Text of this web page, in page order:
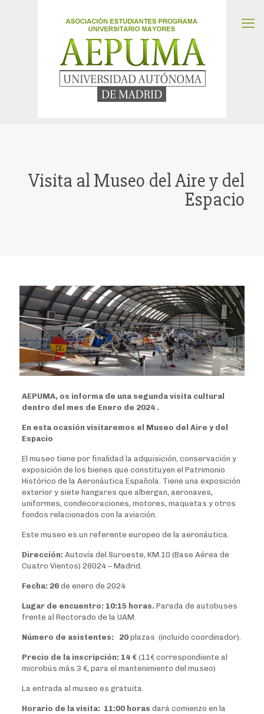
Visita al Museo del Aire y del
Espacio
AEPUMA, os informa de una segunda visita cultural
dentro del mes de Enero de 2024 .
En esta ocasión visitaremos el Museo del Aire y del
Espacio
El museo tiene por finalidad la adquisición, conservación y
exposición de los bienes que constituyen el Patrimonio
Histórico de la Aeronáutica Española. Tiene una exposición
exterior y siete hangares que albergan, aeronaves,
uniformes, condecoraciones, motores, maquetas y otros
fondos relacionados con la aviación.
Este museo es un referente europeo de la aeronáutica.
Dirección: Autovía del Suroeste, KM.10 (Base Aérea de
Cuatro Vientos) 28024 – Madrid.
Fecha: 26de enero de 2024
Lugar de encuentro: 10:15 horas.Parada de autobuses
frente al Rectorado de la UAM.
Número de asistentes: 20plazas (incluido coordinador).
Precio de la inscripción: 14 € (11€ correspondiente al
microbús más 3 €, para el mantenimiento del museo)
La entrada al museo es gratuita.
Horario de la visita: 11:00 horas dará comienzo en la